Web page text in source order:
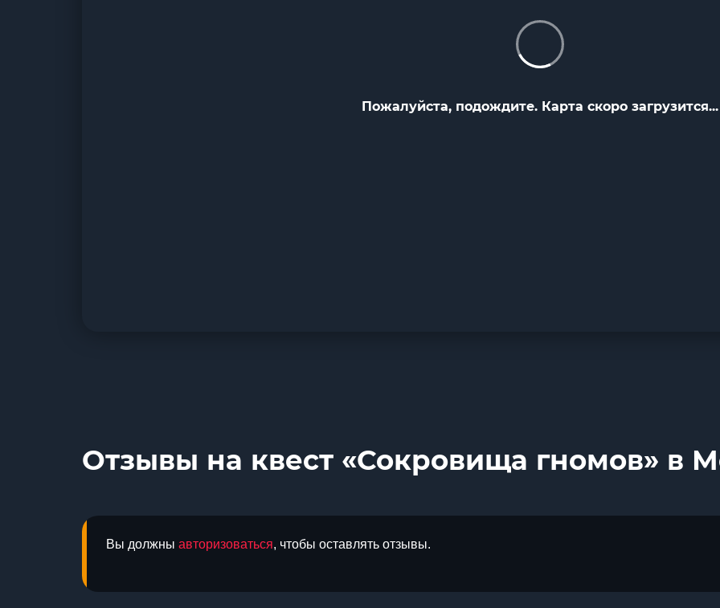
Пожалуйста, подождите. Карта скоро загрузится...
Отзывы на квест «Сокровища гномов» в
Вы должны авторизоваться, чтобы оставлять отзывы.